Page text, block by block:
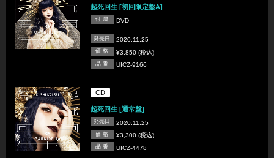
起死回生 [初回限定盤A]
付 属 DVD
発売日 2020.11.25
価 格 ¥3,850 (税込)
品 番 UICZ-9166
CD
起死回生 [通常盤]
発売日 2020.11.25
価 格 ¥3,300 (税込)
品 番 UICZ-4478